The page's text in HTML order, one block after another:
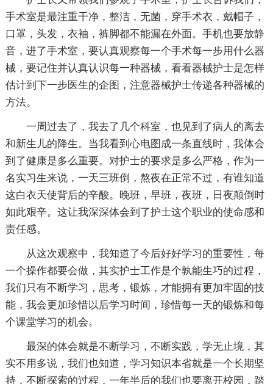
手术室是最注重干净，整洁，无菌，穿手术衣，戴帽子，
口罩，头发，衣袖，裤脚都不能漏在外面。手机也要放静
音，进了手术室，要认真观察每一个手术每一步用什么器
械，要记住并认真认识每一种器械，看看器械护士是怎样
估计到下一步医生的企图，注意器械护士传递各种器械的
方法。
一周过去了，我去了几个科室，也见到了病人的离去
和新生儿的降生。当我看到心电图成一条直线时，我体会
到了健康是多么重要。对护士的要求是多么严格，作为一
名实习生来说，一天三班倒，熬夜在正常不过，有谁知道
这白衣天使背后的辛酸。晚班，早班，夜班，日夜颠倒时
如此艰辛。这让我深深体会到了护士这个职业的使命感和
责任感。
从这次观察中，我知道了今后好好学习的重要性，每
一个操作都要会做，其实护士工作是个孰能生巧的过程，
我们只有不断学习，思考，锻炼，才能拥有更加牢固的技
能，我会更加珍惜以后学习时间，珍惜每一天的锻炼和每
个课堂学习的机会。
最深的体会就是不断学习，不断实践，学无止境，其
实不用多说，我们也知道，学习知识本省就是一个长期坚
持，不断探索的过程，一年半后的我们也要离开校园，踏